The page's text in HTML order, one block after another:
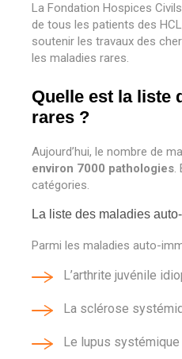
La Fondation Hospices
de tous les patients des
soutenir les travaux des
les maladies rares.
Quelle est la liste
rares ?
Aujourd’hui, le nombre de
environ 7000 pathologies.
catégories.
La liste des maladies
Parmi les maladies auto-
L’arthrite juvénile
La sclérose
Le lupus systémique